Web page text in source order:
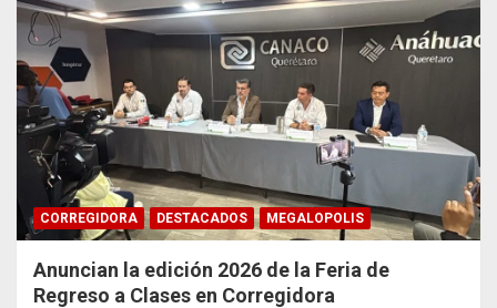
CORREGIDORA DESTACADOS MEGALOPOLIS
Anuncian la edición 2026 de la Feria de
Regreso a Clases en Corregidora